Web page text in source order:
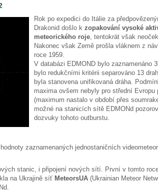
Rok po expedici do Itálie za
Drakonid došlo k zopakování vysoké
meteorického roje, tentokrát však
Nakonec však Země prošla vláknem z
roce 1959.
V databázi EDMOND bylo zaznamenáno
bylo redukčními kritérii separováno 13
byla stanovena unifikovaná dráha.
maxima ovšem nebyly pro střední Evropu
(maximum nastalo v období přes
možné na stanicích sítě EDMONd
dozvuky tohoto outburstu.
zaznamenaných jednostaničních
stanic, i připojení nových sítí. První v tomto
na Ukrajině síť MeteorsUA (Ukrainian Meteor